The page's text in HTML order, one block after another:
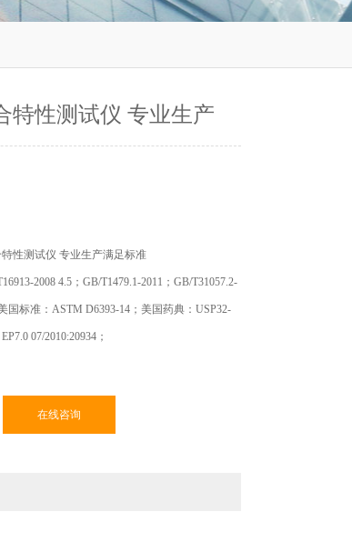
特性测试仪 专业生产
性测试仪 专业生产满足标准
2008 4.5；GB/T1479.1-2011；GB/T31057.2-
国标准：ASTM D6393-14；美国药典：USP32-
07/2010:20934；
在线咨询